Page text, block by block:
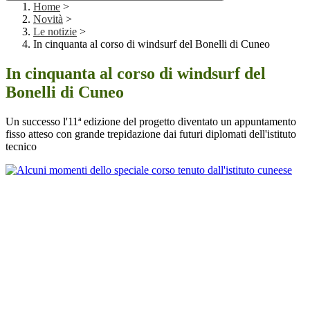
Home >
Novità >
Le notizie >
In cinquanta al corso di windsurf del Bonelli di Cuneo
In cinquanta al corso di windsurf del
Bonelli di Cuneo
Un successo l'11ª edizione del progetto diventato un appuntamento
fisso atteso con grande trepidazione dai futuri diplomati dell'istituto
tecnico